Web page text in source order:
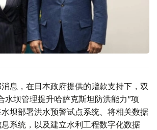
息，在日本政府提供的赠款支持下，双
水坝管理提升哈萨克斯坦防洪能力”项
坝部署洪水预警试点系统、将相关数据
系统，以及建立水利工程数字化数据